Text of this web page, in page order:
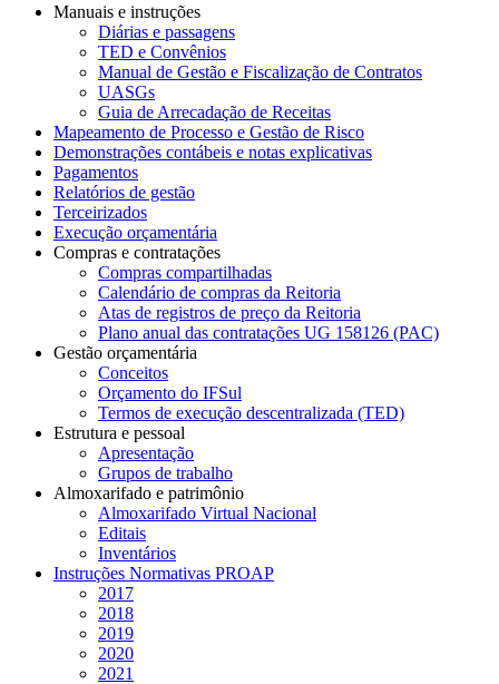
Manuais e instruções
Diárias e passagens
TED e Convênios
Manual de Gestão e Fiscalização de Contratos
UASGs
Guia de Arrecadação de Receitas
Mapeamento de Processo e Gestão de Risco
Demonstrações contábeis e notas explicativas
Pagamentos
Relatórios de gestão
Terceirizados
Execução orçamentária
Compras e contratações
Compras compartilhadas
Calendário de compras da Reitoria
Atas de registros de preço da Reitoria
Plano anual das contratações UG 158126 (PAC)
Gestão orçamentária
Conceitos
Orçamento do IFSul
Termos de execução descentralizada (TED)
Estrutura e pessoal
Apresentação
Grupos de trabalho
Almoxarifado e patrimônio
Almoxarifado Virtual Nacional
Editais
Inventários
Instruções Normativas PROAP
2017
2018
2019
2020
2021